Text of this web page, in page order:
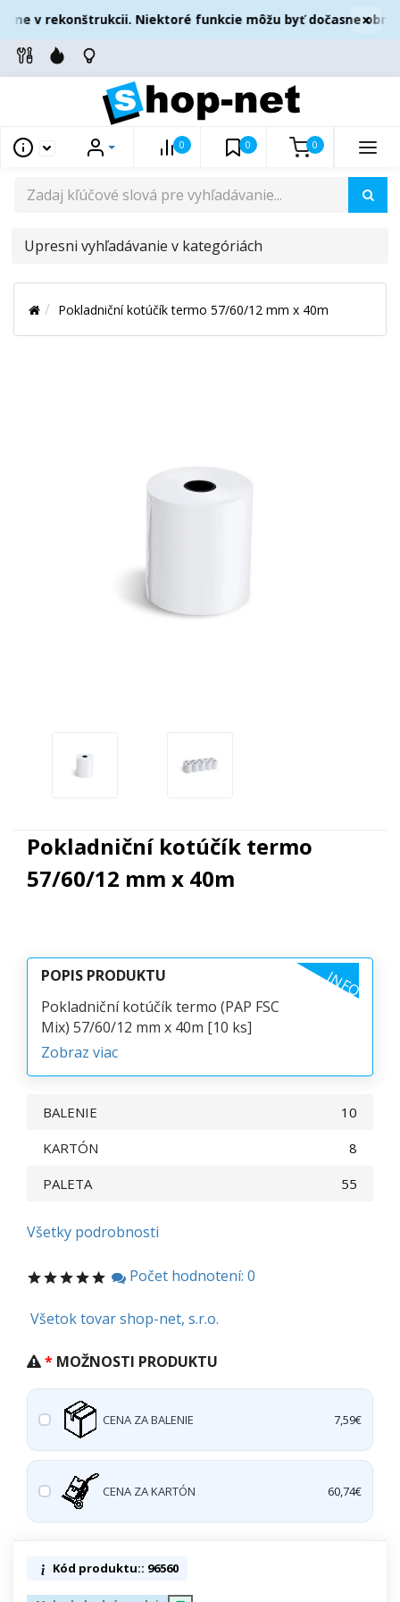
v rekonštrukcii. Niektoré funkcie môžu byť dočasne ×
0 0 0
UPRESNI
V
KATEGÓRIÁCH
Pokladniční kotúčík termo 57/60/12 mm x 40m
Pokladniční kotúčík termo
57/60/12 mm x 40m
POPIS PRODUKTU INFO
Pokladniční kotúčík termo (PAP FSC
Mix) 57/60/12 mm x 40m [10 ks]
Zobraz viac
BALENIE
10
KARTÓN
8
PALETA
55
Všetky podrobnosti
Počet hodnotení: 0
Všetok tovar shop-net, s.r.o.
MOŽNOSTI PRODUKTU
CENA ZA BALENIE 7,59€
CENA ZA KARTÓN 60,74€
Kód produktu:: 96560